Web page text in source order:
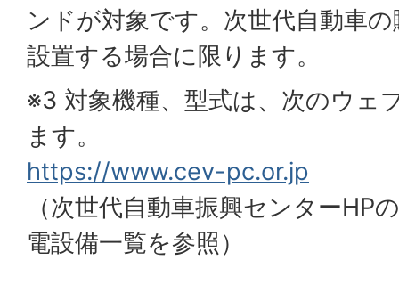
ンドが対象です。次世代自動車
設置する場合に限ります。
※3 対象機種、型式は、次のウェ
ます。
https://www.cev-pc.or.jp
（次世代自動車振興センターHP
電設備一覧を参照）